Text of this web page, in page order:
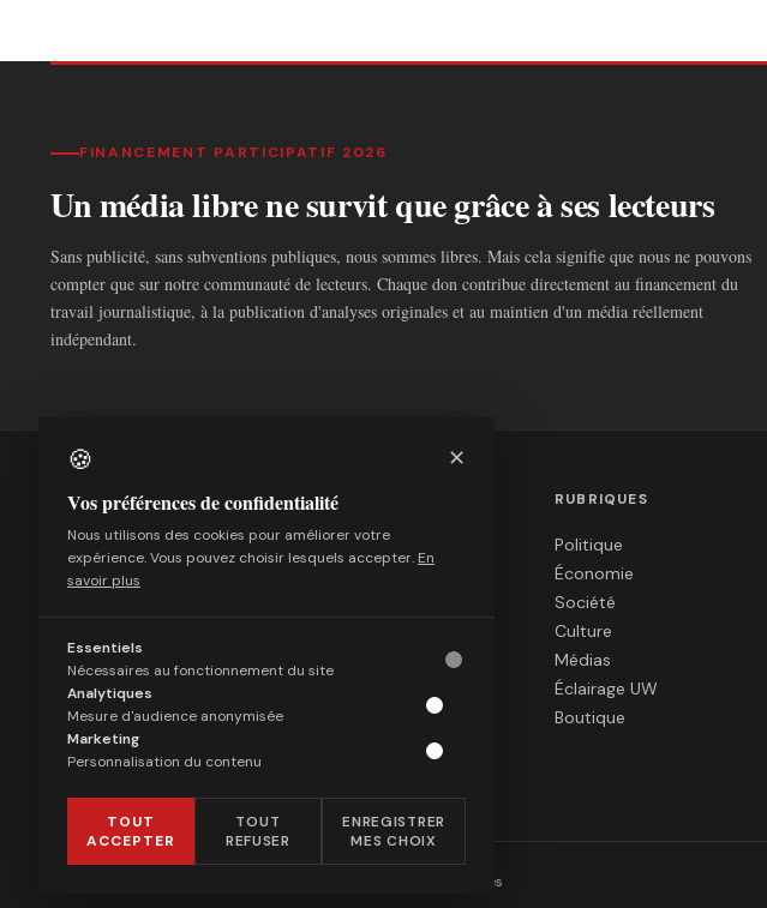
FINANCEMENT PARTICIPATIF 2026
Un média libre ne survit que grâce à ses lecteurs
Sans publicité, sans subventions publiques, nous sommes libres. Mais cela signifie que nous ne pouvons
compter que sur notre communauté de lecteurs. Chaque don contribue directement au financement du
travail journalistique, à la publication d'analyses originales et au maintien d'un média réellement
indépendant.
Média indépendant suisse fondé en 2012. Nous
défendons la liberté d'expression, la souveraineté
correct.
Rédacteur en chef :
Les Archives des Observateurs (2012-2026)
RUBRIQUES
Politique
Économie
Société
Culture
Médias
Éclairage UW
Boutique
Gérer les cookies
🍪 ✕
Vos préférences de confidentialité
Nous utilisons des cookies pour améliorer votre
expérience. Vous pouvez choisir lesquels accepter. En
savoir plus
Essentiels
Nécessaires au fonctionnement du site
Analytiques
Mesure d'audience anonymisée
Marketing
Personnalisation du contenu
TOUT
ACCEPTER
TOUT
REFUSER
ENREGISTRER
MES CHOIX